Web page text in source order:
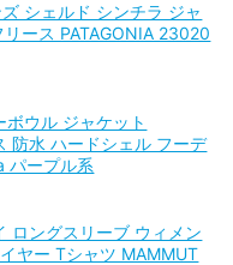
ズ シェルド シンチラ ジャ
ース PATAGONIA 23020
ボウル ジャケット
防水 ハードシェル フーデ
パープル系
ロングスリーブ ウィメン
ヤー Tシャツ MAMMUT